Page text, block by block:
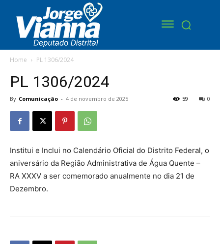
Home PL 1306/2024
PL 1306/2024
By Comunicação - 4 de novembro de 2025 0
59
Institui e Inclui no Calendário Oficial do Distrito Federal, o
aniversário da Região Administrativa de Água Quente –
RA XXXV a ser comemorado anualmente no dia 21 de
Dezembro.